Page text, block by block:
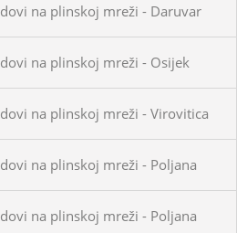
na plinskoj mreži - Daruvar
na plinskoj mreži - Osijek
na plinskoj mreži - Virovitica
na plinskoj mreži - Poljana
na plinskoj mreži - Poljana